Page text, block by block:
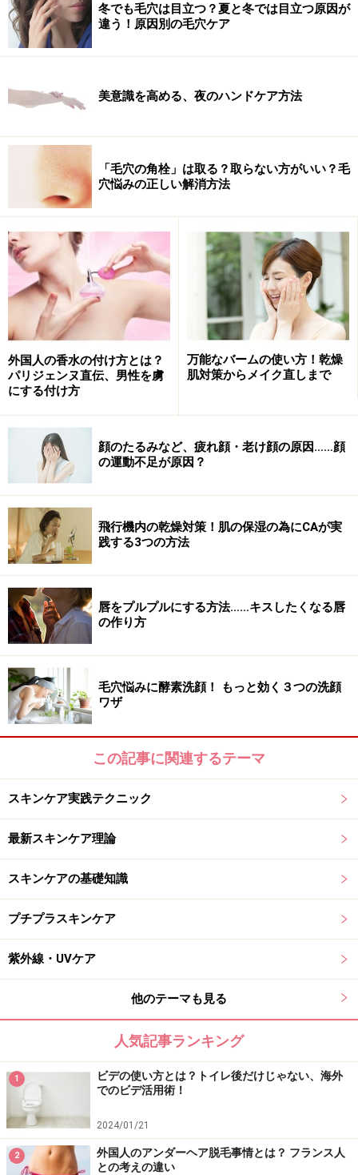
冬でも毛穴は目立つ？夏と冬では目立つ原因が
違う！原因別の毛穴ケア
美意識を高める、夜のハンドケア方法
「毛穴の角栓」は取る？取らない方がいい？毛
穴悩みの正しい解消方法
外国人の香水の付け方とは？
パリジェンヌ直伝、男性を虜
にする付け方
万能なバームの使い方！乾燥
肌対策からメイク直しまで
顔のたるみなど、疲れ顔・老け顔の原因……顔
の運動不足が原因？
飛行機内の乾燥対策！肌の保湿の為にCAが実
践する3つの方法
唇をプルプルにする方法……キスしたくなる唇
の作り方
毛穴悩みに酵素洗顔！ もっと効く３つの洗顔
ワザ
この記事に関連するテーマ
スキンケア実践テクニック
最新スキンケア理論
スキンケアの基礎知識
プチプラスキンケア
紫外線・UVケア
他のテーマも見る
人気記事ランキング
1
ビデの使い方とは？トイレ後だけじゃない、海外
でのビデ活用術！
2024/01/21
2
外国人のアンダーヘア脱毛事情とは？ フランス人
との考えの違い